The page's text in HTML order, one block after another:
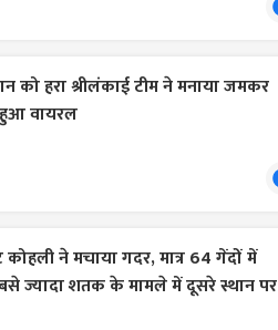
को हरा श्रीलंकाई टीम ने मनाया जमकर
हुआ वायरल
कोहली ने मचाया गदर, मात्र 64 गेंदों में
ज्यादा शतक के मामले में दूसरे स्थान पर